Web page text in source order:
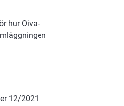
hur Oiva-
12/2021